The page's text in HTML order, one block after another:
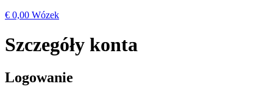
€ 0,00 Wózek
Szczegóły konta
Logowanie